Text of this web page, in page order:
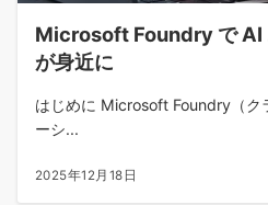
Microsoft Foundry で AI
が身近に
はじめに Microsoft Foundry（ク
ーシ...
2025年12月18日